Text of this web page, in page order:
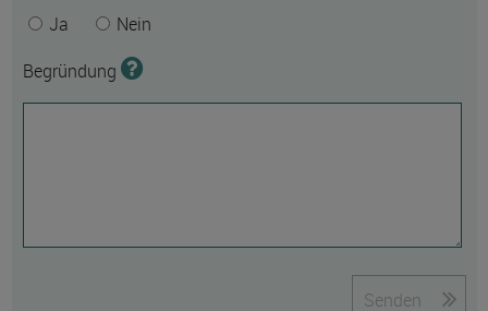
Ja
Nein
Begründung
Senden